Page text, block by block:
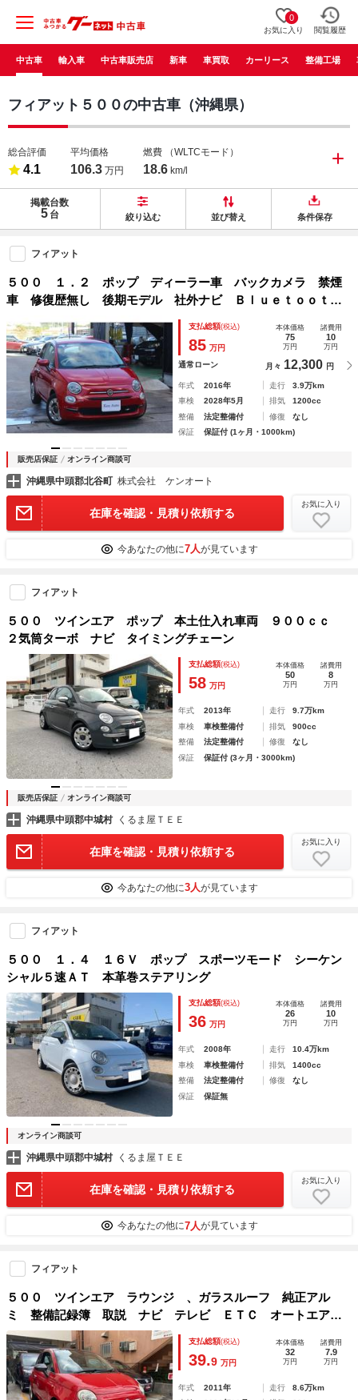
0
お気に入り 閲覧履歴
中古車 輸入車 中古車販売店 新車 車買取 カーリース 整備工場
フィアット５００の中古車（沖縄県）
総合評価
4.1
平均価格
106.3 万円
燃費 （WLTCモード）
18.6 km/l
掲載台数
5 台 絞り込む 並び替え 条件保存
フィアット
５００ １．２ ポップ ディーラー車 バックカメラ 禁煙
車 修復歴無し 後期モデル 社外ナビ Ｂｌｕｅｔｏｏｔ
ｈ ＡＵＸ ＵＳＢ ＥＴＣ ＨＩＤヘッドライト
支払総額(税込)
85 万円
本体価格
75
万円
諸費用
10
万円
通常ローン 月々 12,300 円
年式 2016年 走行
3.9万km
車検
2028年5月 排気
1200cc
整備
法定整備付 修復
なし
保証
保証付 (1ヶ月・1000km)
販売店保証 オンライン商談可
沖縄県中頭郡北谷町 株式会社 ケンオート
在庫を確認・見積り依頼する
お気に入り
今あなたの他に7人が見ています
フィアット
５００ ツインエア ポップ 本土仕入れ車両 ９００ｃｃ
２気筒ターボ ナビ タイミングチェーン
支払総額(税込)
58 万円
本体価格
50
万円
諸費用
8
万円
年式 2013年 走行
9.7万km
車検
車検整備付 排気
900cc
整備
法定整備付 修復
なし
保証
保証付 (3ヶ月・3000km)
販売店保証 オンライン商談可
沖縄県中頭郡中城村 くるま屋ＴＥＥ
在庫を確認・見積り依頼する
お気に入り
今あなたの他に3人が見ています
フィアット
５００ １．４ １６Ｖ ポップ スポーツモード シーケン
シャル５速ＡＴ 本革巻ステアリング
支払総額(税込)
36 万円
本体価格
26
万円
諸費用
10
万円
年式 2008年 走行
10.4万km
車検
車検整備付 排気
1400cc
整備
法定整備付 修復
なし
保証
保証無
オンライン商談可
沖縄県中頭郡中城村 くるま屋ＴＥＥ
在庫を確認・見積り依頼する
お気に入り
今あなたの他に7人が見ています
フィアット
５００ ツインエア ラウンジ 、ガラスルーフ 純正アル
ミ 整備記録簿 取説 ナビ テレビ ＥＴＣ オートエアコ
ン
支払総額(税込)
39.9 万円
本体価格
32
万円
諸費用
7.9
万円
年式 2011年 走行
8.6万km